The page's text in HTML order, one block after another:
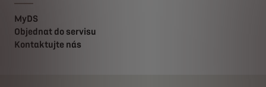
MyDS
Objednat do servisu
Kontaktujte nás